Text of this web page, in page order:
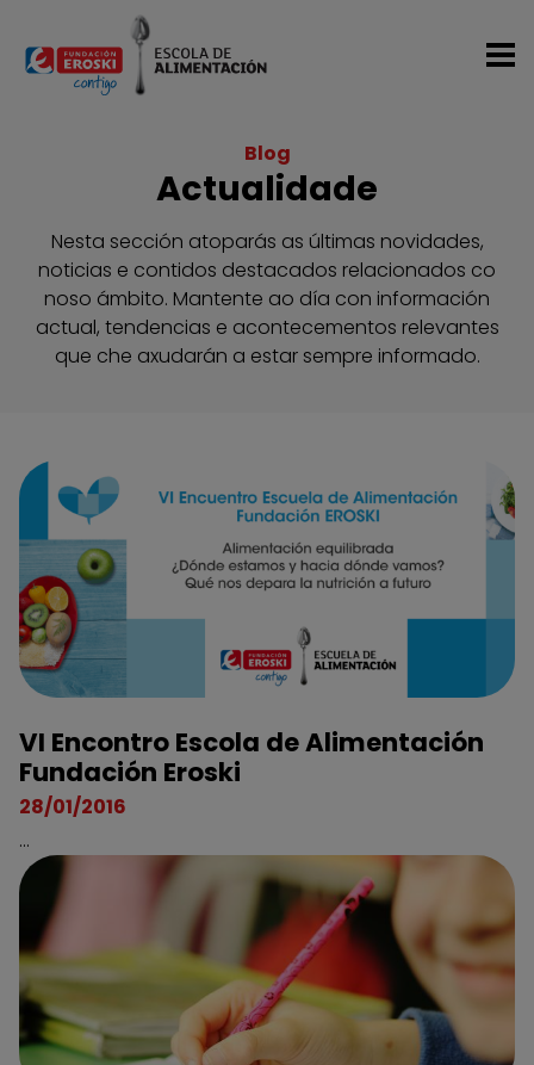
Ir o contido principal
Blog
Actualidade
Nesta sección atoparás as últimas novidades,
noticias e contidos destacados relacionados co
noso ámbito. Mantente ao día con información
actual, tendencias e acontecementos relevantes
que che axudarán a estar sempre informado.
VI Encontro Escola de Alimentación
Fundación Eroski
28/01/2016
...